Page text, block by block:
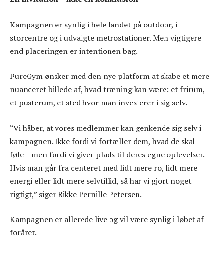
Kampagnen er synlig i hele landet på outdoor, i
storcentre og i udvalgte metrostationer. Men vigtigere
end placeringen er intentionen bag.
PureGym ønsker med den nye platform at skabe et mere
nuanceret billede af, hvad træning kan være: et frirum,
et pusterum, et sted hvor man investerer i sig selv.
“Vi håber, at vores medlemmer kan genkende sig selv i
kampagnen. Ikke fordi vi fortæller dem, hvad de skal
føle – men fordi vi giver plads til deres egne oplevelser.
Hvis man går fra centeret med lidt mere ro, lidt mere
energi eller lidt mere selvtillid, så har vi gjort noget
rigtigt,” siger Rikke Pernille Petersen.
Kampagnen er allerede live og vil være synlig i løbet af
foråret.